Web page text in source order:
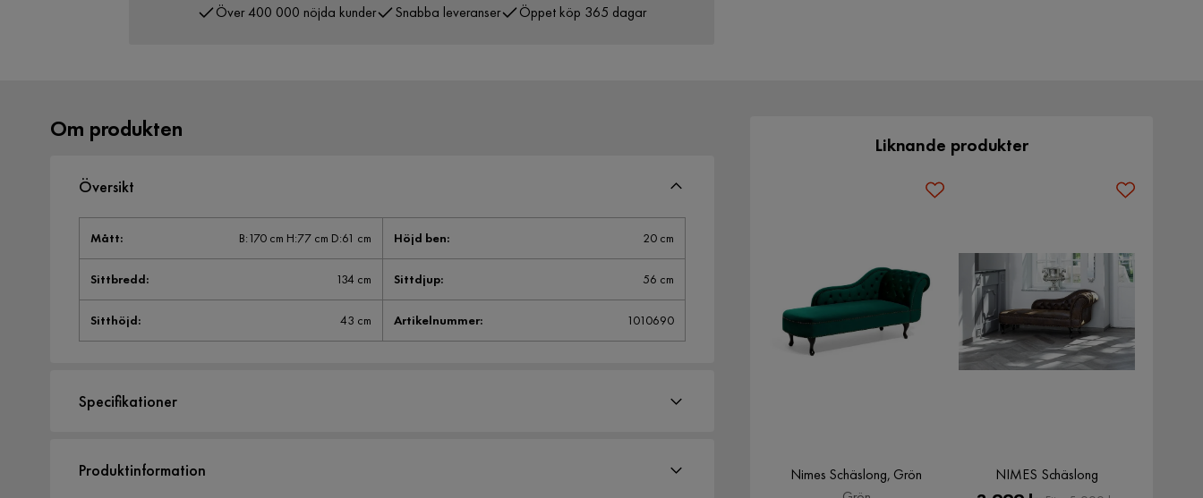
Över 400 000 nöjda kunder Snabba leveranser Öppet köp 365 dagar
Om produkten
Översikt
Mått: B:170 cm H:77 cm D:61 cm Höjd ben: 20 cm
Sittbredd: 134 cm Sittdjup: 56 cm
Sitthöjd: 43 cm Artikelnummer: 1010690
Specifikationer
Storlek
Produktinformation
Liknande produkter
Nimes Schäslong, Grön
NIMES Schäslong